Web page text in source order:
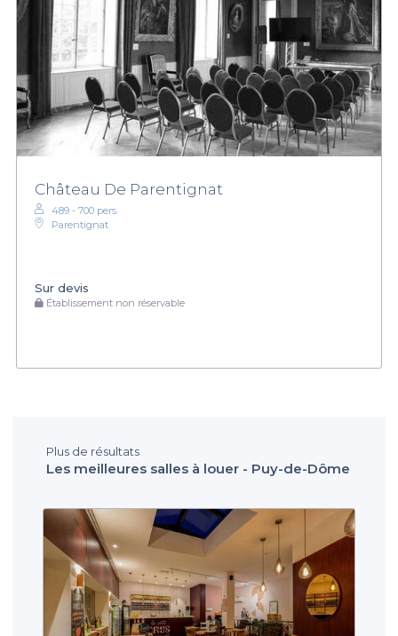
Château De Parentignat
489 - 700 pers.
Parentignat
Sur devis
Établissement non réservable
Plus de résultats
Les meilleures salles à louer - Puy-de-Dôme